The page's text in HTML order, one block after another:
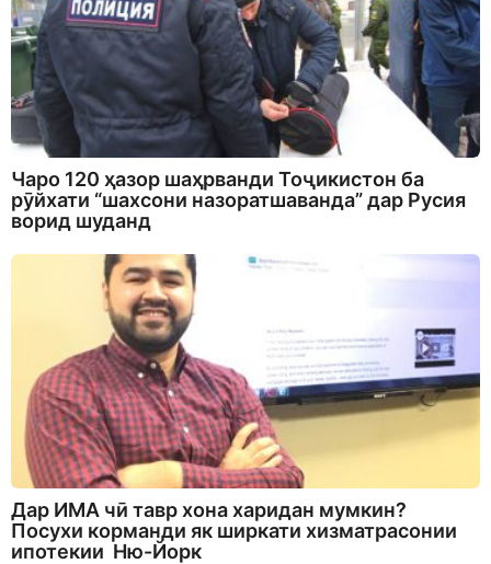
Чаро 120 ҳазор шаҳрванди Тоҷикистон ба
рӯйхати “шахсони назоратшаванда” дар Русия
ворид шуданд
Дар ИМА чӣ тавр хона харидан мумкин?
Посухи корманди як ширкати хизматрасонии
ипотекии Ню-Йорк